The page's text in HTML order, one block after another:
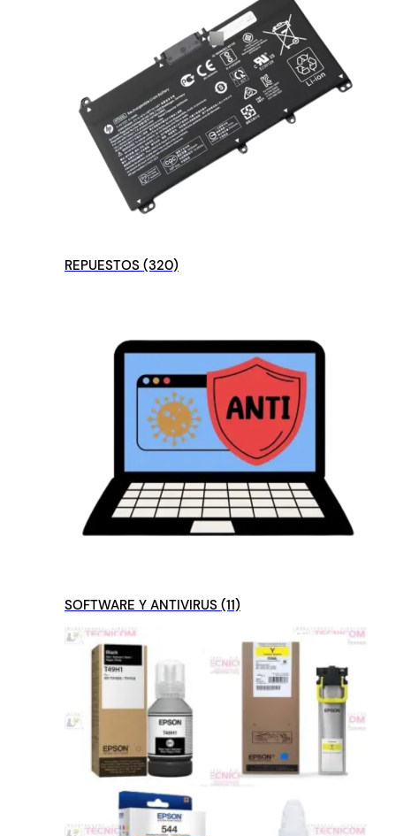
REPUESTOS (320)
SOFTWARE Y ANTIVIRUS (11)